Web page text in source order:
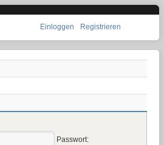
Einloggen Registrieren
Passwort: